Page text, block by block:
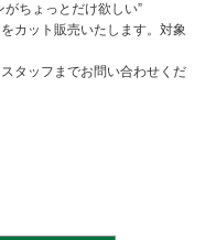
ちょっとだけ欲しい”
カット販売いたします。対象
タッフまでお問い合わせくだ